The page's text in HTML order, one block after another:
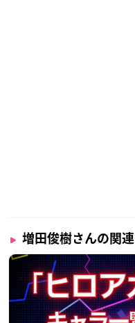
増田俊樹さんの関